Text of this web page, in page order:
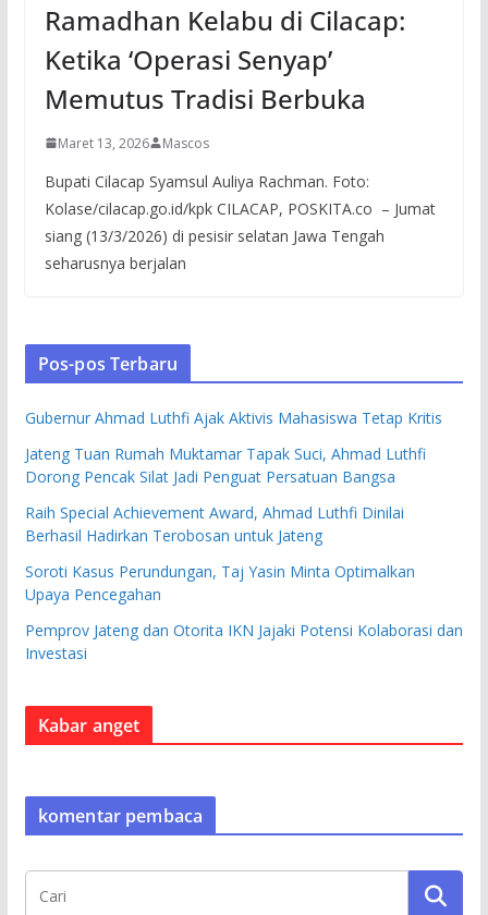
Ramadhan Kelabu di Cilacap:
Ketika ‘Operasi Senyap’
Memutus Tradisi Berbuka
Maret 13, 2026 Mascos
Bupati Cilacap Syamsul Auliya Rachman. Foto:
Kolase/cilacap.go.id/kpk CILACAP, POSKITA.co – Jumat
siang (13/3/2026) di pesisir selatan Jawa Tengah
seharusnya berjalan
Pos-pos Terbaru
Gubernur Ahmad Luthfi Ajak Aktivis Mahasiswa Tetap Kritis
Jateng Tuan Rumah Muktamar Tapak Suci, Ahmad Luthfi
Dorong Pencak Silat Jadi Penguat Persatuan Bangsa
Raih Special Achievement Award, Ahmad Luthfi Dinilai
Berhasil Hadirkan Terobosan untuk Jateng
Soroti Kasus Perundungan, Taj Yasin Minta Optimalkan
Upaya Pencegahan
Pemprov Jateng dan Otorita IKN Jajaki Potensi Kolaborasi dan
Investasi
Kabar anget
komentar pembaca